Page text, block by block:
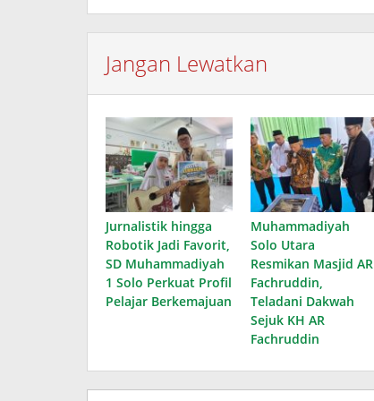
Jangan Lewatkan
Jurnalistik hingga
Robotik Jadi Favorit,
SD Muhammadiyah
1 Solo Perkuat Profil
Pelajar Berkemajuan
Muhammadiyah
Solo Utara
Resmikan Masjid AR
Fachruddin,
Teladani Dakwah
Sejuk KH AR
Fachruddin